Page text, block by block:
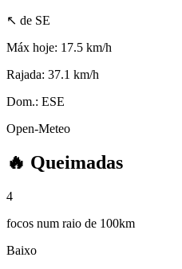
↖ de SE
Máx hoje: 17.5 km/h
Rajada: 37.1 km/h
Dom.: ESE
Open-Meteo
🔥 Queimadas
4
focos num raio de 100km
Baixo